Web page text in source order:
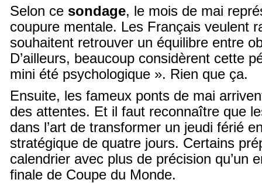
Selon ce sondage, le mois de mai
coupure mentale. Les Français veulent
souhaitent retrouver un équilibre entre
D’ailleurs, beaucoup considèrent cette
mini été psychologique ». Rien que ça.
Ensuite, les fameux ponts de mai
des attentes. Et il faut reconnaître que
dans l’art de transformer un jeudi férié
stratégique de quatre jours. Certains
calendrier avec plus de précision qu’un
finale de Coupe du Monde.